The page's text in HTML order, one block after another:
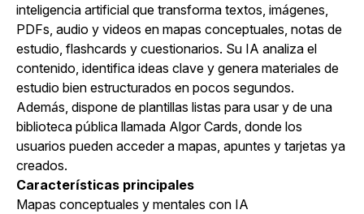
inteligencia artificial que transforma textos , imágenes,
PDFs, audio y videos en mapas conceptuales, notas de
estudio, flashcards y cuestionarios. Su IA analiza el
contenido, identifica ideas clave y genera materiales de
estudio bien estructurados en pocos segundos.
Además, dispone de plantillas listas para usar y de una
biblioteca pública llamada Algor Cards, donde los
usuarios pueden acceder a mapas, apuntes y tarjetas ya
creados.
Características principales
Mapas conceptuales y mentales con IA